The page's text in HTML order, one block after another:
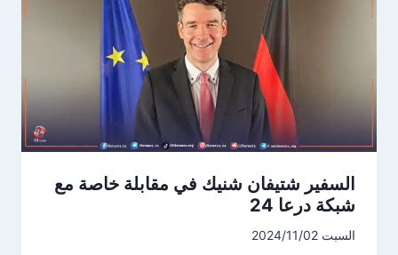
السفير شتيفان شنيك في مقابلة خاصة مع
شبكة درعا 24
السبت 2024/11/02